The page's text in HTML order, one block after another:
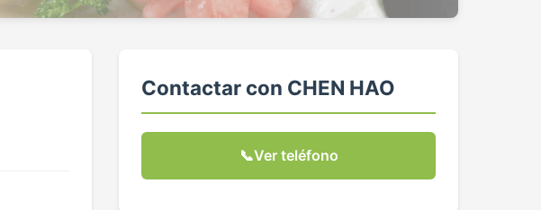
Contactar con CHEN HAO
📞Ver teléfono